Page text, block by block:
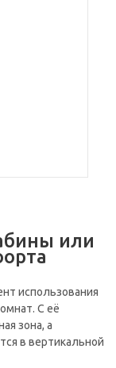
или
использования
С её
зона, а
в вертикальной